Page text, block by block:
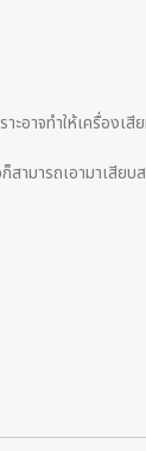
ะอาจทำให้เครื่อง
ามารถเอามาเสีย